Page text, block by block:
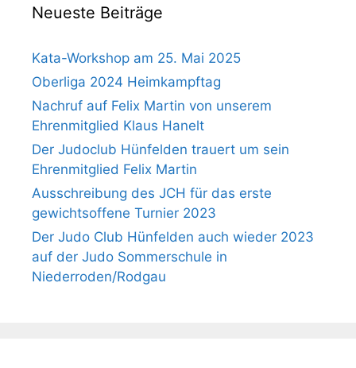
Neueste Beiträge
Kata-Workshop am 25. Mai 2025
Oberliga 2024 Heimkampftag
Nachruf auf Felix Martin von unserem
Ehrenmitglied Klaus Hanelt
Der Judoclub Hünfelden trauert um sein
Ehrenmitglied Felix Martin
Ausschreibung des JCH für das erste
gewichtsoffene Turnier 2023
Der Judo Club Hünfelden auch wieder 2023
auf der Judo Sommerschule in
Niederroden/Rodgau